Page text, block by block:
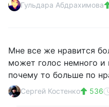
Гульдара Абдрахимова
Мне все же нравится
может голос немного и
почему то больше по
Сергей Костенко 536